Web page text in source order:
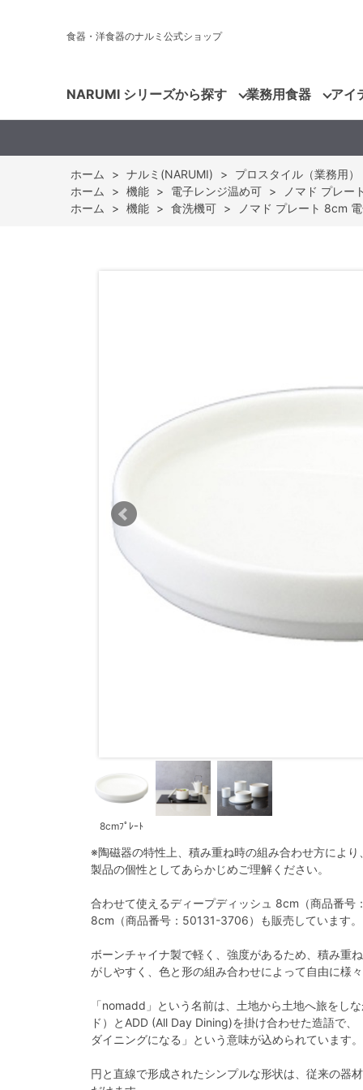
食器・洋食器のナルミ公式ショップ
NARUMI シリーズから探す 業務用食器 アイ
ホーム > ナルミ(NARUMI) > プロスタイル（業務用）
ホーム
> 機能 > 電子レンジ温め可 >
ノマド プレー
ホーム
> 機能 > 食洗機可 > ノマド プレート 8cm
8cmﾌﾟﾚｰﾄ
※陶磁器の特性上、積み重ね時の組み合わせ方により
製品の個性としてあらかじめご理解ください。
合わせて使えるディープディッシュ 8cm（商品番
8cm（商品番号：50131-3706）も販売しています。
ボーンチャイナ製で軽く、強度があるため、積み重
がしやすく、色と形の組み合わせによって自由に様
「nomadd」という名前は、土地から土地へ旅をし
ド）とADD (All Day Dining)を掛け合わせた造語
ダイニングになる」という意味が込められています。
円と直線で形成されたシンプルな形状は、従来の器